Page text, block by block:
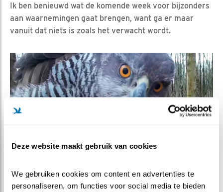
Deze website maakt gebruik van cookies
We gebruiken cookies om content en advertenties te
personaliseren, om functies voor social media te bieden
Ik ben benieuwd wat de komende week voor bijzonders
aan waarnemingen gaat brengen, want ga er maar
vanuit dat niets is zoals het verwacht wordt.